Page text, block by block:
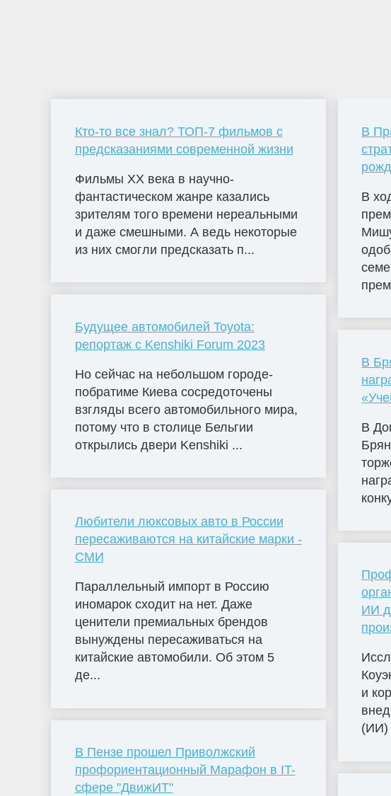
Кто-то все знал? ТОП-7 фильмов с
предсказаниями современной жизни
Фильмы ХХ века в научно-
фантастическом жанре казались
зрителям того времени нереальными
и даже смешными. А ведь некоторые
из них смогли предсказать п...
Будущее автомобилей Toyota:
репортаж с Kenshiki Forum 2023
Но сейчас на небольшом городе-
побратиме Киева сосредоточены
взгляды всего автомобильного мира,
потому что в столице Бельгии
открылись двери Kenshiki ...
Любители люксовых авто в России
пересаживаются на китайские марки -
СМИ
Параллельный импорт в Россию
иномарок сходит на нет. Даже
ценители премиальных брендов
вынуждены пересаживаться на
китайские автомобили. Об этом 5
де...
В Пензе прошел Приволжский
профориентационный Марафон в IT-
сфере "ДвижИТ"
В
В
В
В
ИИ
и
(ИИ)